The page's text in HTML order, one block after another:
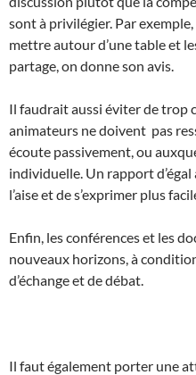
sont à privilégier. Par
mettre autour d’une table et
partage, on donne son avis.
Il faudrait aussi éviter de trop
animateurs ne doivent pas
écoute passivement, ou
individuelle. Un rapport
l’aise et de s’exprimer plus
Enfin, les conférences et les
nouveaux horizons, à
d’échange et de débat.
Il faut également porter une